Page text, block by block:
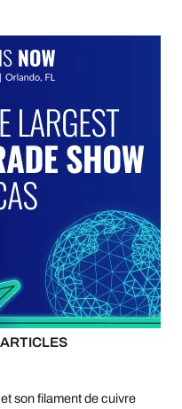
son filament de cuivre